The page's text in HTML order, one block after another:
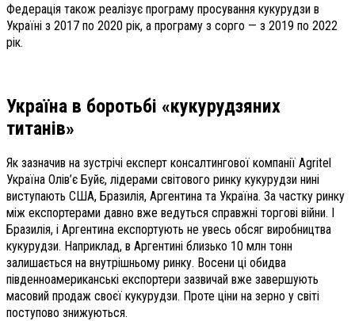
Федерація також реалізує програму просування кукурудзи в
Україні з 2017 по 2020 рік, а програму з сорго — з 2019 по 2022
рік.
Україна в боротьбі «кукурудзяних
титанів»
Як зазначив на зустрічі експерт консалтингової компанії Agritel
Україна Олів’є Буйє, лідерами світового ринку кукурудзи нині
виступають США, Бразилія, Аргентина та Україна. За частку ринку
між експортерами давно вже ведуться справжні торгові війни. І
Бразилія, і Аргентина експортують не увесь обсяг виробництва
кукурудзи. Наприклад, в Аргентині близько 10 млн тонн
залишається на внутрішньому ринку. Восени ці обидва
південноамериканські експортери зазвичай вже завершують
масовий продаж своєї кукурудзи. Проте ціни на зерно у світі
поступово знижуються.